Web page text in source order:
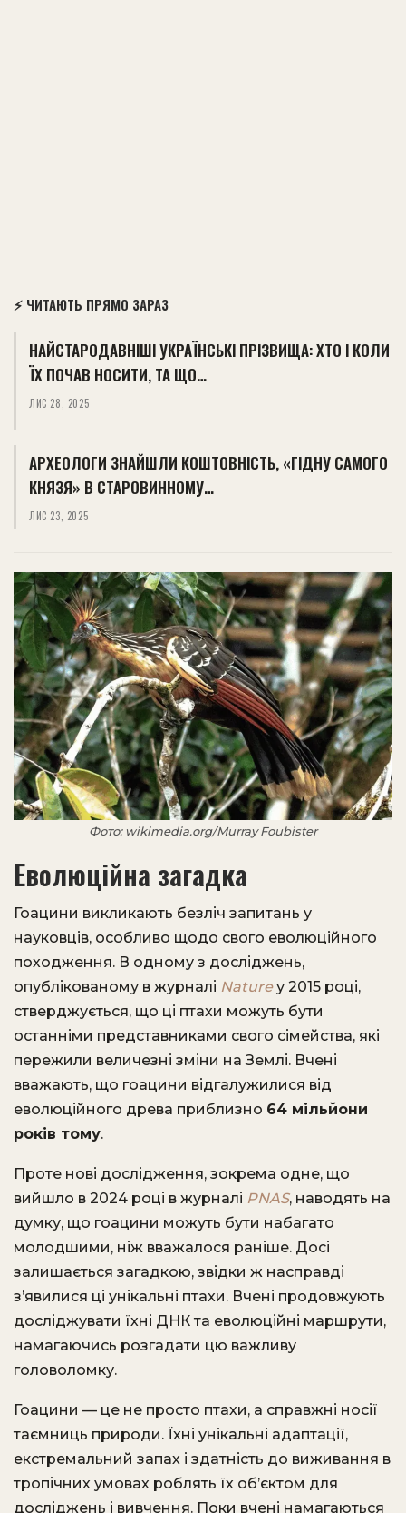
⚡ ЧИТАЮТЬ ПРЯМО ЗАРАЗ
НАЙСТАРОДАВНІШІ УКРАЇНСЬКІ ПРІЗВИЩА: ХТО І КОЛИ
ЇХ ПОЧАВ НОСИТИ, ТА ЩО…
ЛИС 28, 2025
АРХЕОЛОГИ ЗНАЙШЛИ КОШТОВНІСТЬ, «ГІДНУ САМОГО
КНЯЗЯ» В СТАРОВИННОМУ…
ЛИС 23, 2025
Фото: wikimedia.org/Murray Foubister
Еволюційна загадка
Гоацини викликають безліч запитань у
науковців, особливо щодо свого еволюційного
походження. В одному з досліджень,
опублікованому в журналі Natureу 2015 році,
стверджується, що ці птахи можуть бути
останніми представниками свого сімейства, які
пережили величезні зміни на Землі. Вчені
вважають, що гоацини відгалужилися від
еволюційного древа приблизно 64 мільйони
років тому.
Проте нові дослідження, зокрема одне, що
вийшло в 2024 році в журналі PNAS, наводять на
думку, що гоацини можуть бути набагато
молодшими, ніж вважалося раніше. Досі
залишається загадкою, звідки ж насправді
з’явилися ці унікальні птахи. Вчені продовжують
досліджувати їхні ДНК та еволюційні маршрути,
намагаючись розгадати цю важливу
головоломку.
Гоацини — це не просто птахи, а справжні носії
таємниць природи. Їхні унікальні адаптації,
екстремальний запах і здатність до виживання в
тропічних умовах роблять їх об’єктом для
досліджень і вивчення. Поки вчені намагаються